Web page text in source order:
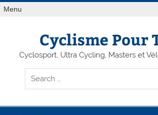
Menu
Cyclisme Pour
Cyclosport, Ultra Cycling, Masters et